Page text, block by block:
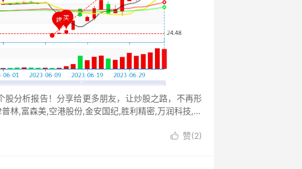
分析报告！分享给更多朋友，让炒股之路，不再形
林,富森美,空港股份,金安国纪,胜利精密,万润科技,中
 赞(2)